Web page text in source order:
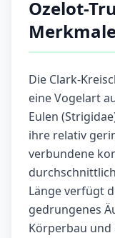
Ozelot-
Die Clark-
eine Vogelart
Eulen
ihre relativ
verbundene
Länge verfügt
gedrungenes
Körperbau